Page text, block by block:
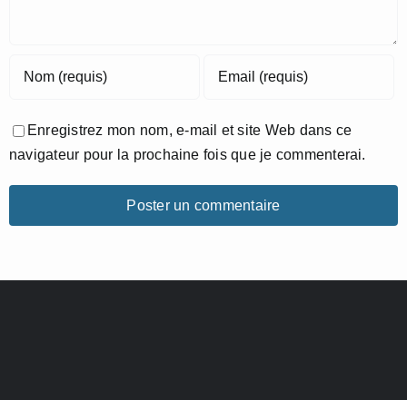
Enregistrez mon nom, e-mail et site Web dans ce
navigateur pour la prochaine fois que je commenterai.